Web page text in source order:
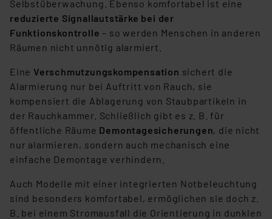
Selbstüberwachung. Ebenso komfortabel ist eine
reduzierte Signallautstärke bei der
Funktionskontrolle – so werden Menschen in anderen
Räumen nicht unnötig alarmiert.
Eine Verschmutzungskompensation sichert die
Alarmierung nur bei Auftritt von Rauch, sie
kompensiert die Ablagerung von Staubpartikeln in
der Rauchkammer. Schließlich gibt es z. B. für
öffentliche Räume Demontagesicherungen, die nicht
nur alarmieren, sondern auch mechanisch eine
einfache Demontage verhindern.
Auch Modelle mit einer integrierten Notbeleuchtung
sind besonders komfortabel, ermöglichen sie doch z.
B. bei einem Stromausfall die Orientierung in dunklen